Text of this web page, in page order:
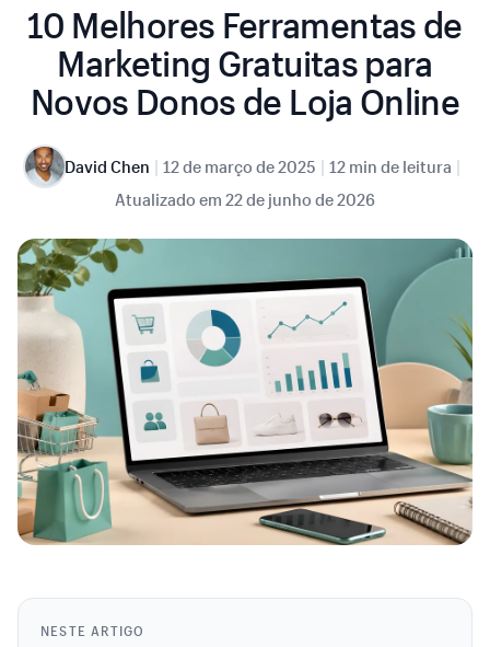
10 Melhores Ferramentas de
Marketing Gratuitas para
Novos Donos de Loja Online
David Chen | 12 de março de 2025 | 12 min de leitura |
Atualizado em 22 de junho de 2026
NESTE ARTIGO